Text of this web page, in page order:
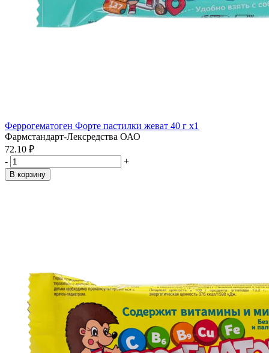
Феррогематоген Форте пастилки жеват 40 г x1
Фармстандарт-Лексредства ОАО
72.10 ₽
-
+
В корзину